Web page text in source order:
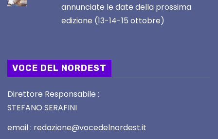
annunciate le date della prossima
edizione (13-14-15 ottobre)
VOCE DEL NORDEST
Direttore Responsabile :
STEFANO SERAFINI
email : redazione@vocedelnordest.it